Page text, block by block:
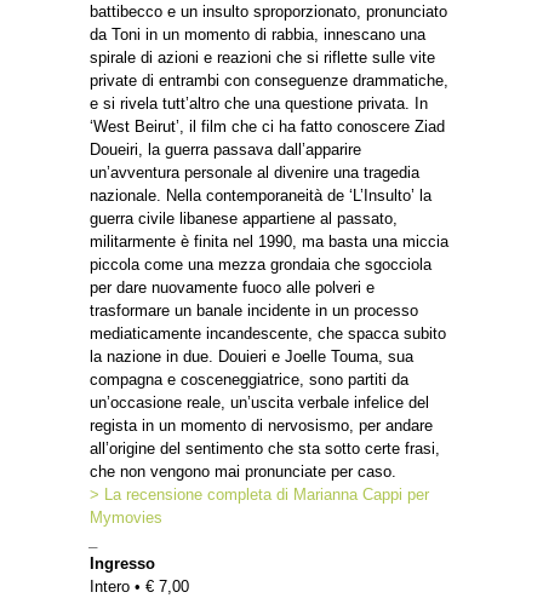
battibecco e un insulto sproporzionato, pronunciato
da Toni in un momento di rabbia, innescano una
spirale di azioni e reazioni che si riflette sulle vite
private di entrambi con conseguenze drammatiche,
e si rivela tutt’altro che una questione privata. In
‘West Beirut’, il film che ci ha fatto conoscere Ziad
Doueiri, la guerra passava dall’apparire
un’avventura personale al divenire una tragedia
nazionale. Nella contemporaneità de ‘L’Insulto’ la
guerra civile libanese appartiene al passato,
militarmente è finita nel 1990, ma basta una miccia
piccola come una mezza grondaia che sgocciola
per dare nuovamente fuoco alle polveri e
trasformare un banale incidente in un processo
mediaticamente incandescente, che spacca subito
la nazione in due. Douieri e Joelle Touma, sua
compagna e cosceneggiatrice, sono partiti da
un’occasione reale, un’uscita verbale infelice del
regista in un momento di nervosismo, per andare
all’origine del sentimento che sta sotto certe frasi,
che non vengono mai pronunciate per caso.
> La recensione completa di Marianna Cappi per
Mymovies
Ingresso
Intero • € 7,00